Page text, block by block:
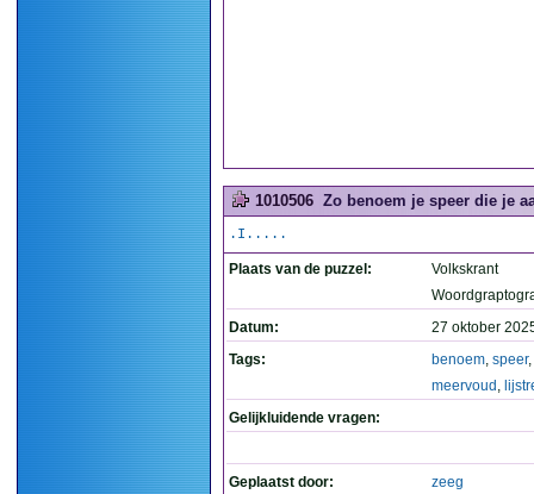
1010506 Zo benoem je speer die je
.I.....
Plaats van de puzzel:
Volkskrant
Datum:
27 oktober
Tags:
benoem, speer,
meervoud ,
Gelijkluidende vragen:
Geplaatst door: zeeg